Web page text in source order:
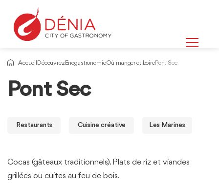
Accueil Découvrez EnogastronomieOù manger et boirePont Sec
Pont Sec
Restaurants Cuisine créative Les Marines
Cocas (gâteaux traditionnels). Plats de riz et viandes
grillées ou cuites au feu de bois.